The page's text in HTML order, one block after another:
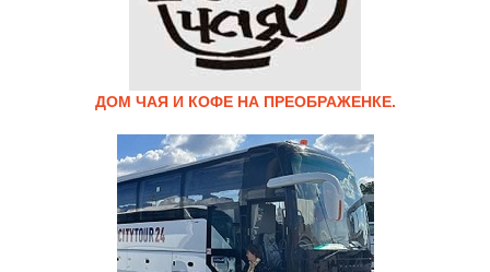
ДОМ ЧАЯ И КОФЕ НА ПРЕОБРАЖЕНКЕ.